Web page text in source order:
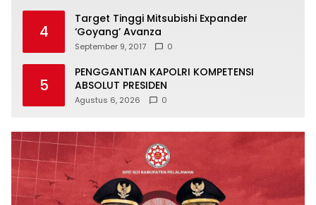
4
Target Tinggi Mitsubishi Expander
‘Goyang’ Avanza
September 9, 2017 0
5
PENGGANTIAN KAPOLRI KOMPETENSI
ABSOLUT PRESIDEN
Agustus 6, 2026 0